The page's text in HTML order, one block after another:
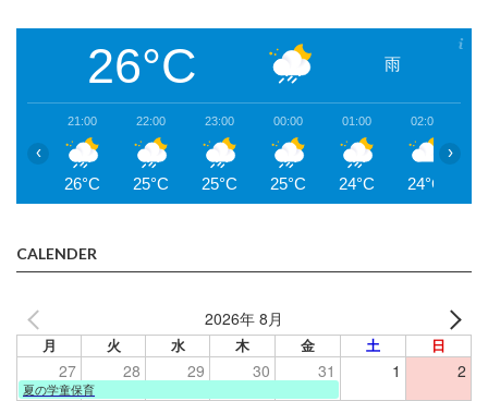
26°C 雨
21:00
26°C
22:00
25°C
23:00
25°C
00:00
25°C
01:00
24°C
02:00
24°C
‹ ›
CALENDER
2026年 8月
月 火 水 木 金 土 日
27 28 29 30 31 1 2
夏の学童保育